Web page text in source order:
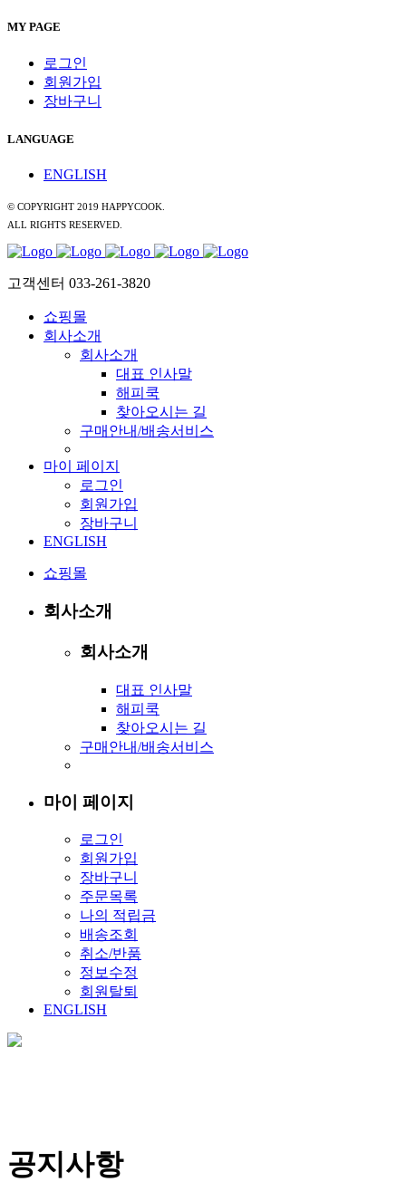
MY PAGE
로그인
회원가입
장바구니
LANGUAGE
ENGLISH
© COPYRIGHT 2019 HAPPYCOOK.
ALL RIGHTS RESERVED.
고객센터 033-261-3820
쇼핑몰
회사소개
회사소개
대표 인사말
해피쿡
찾아오시는 길
구매안내/배송서비스
마이 페이지
로그인
회원가입
장바구니
ENGLISH
쇼핑몰
회사소개
회사소개
대표 인사말
해피쿡
찾아오시는 길
구매안내/배송서비스
마이 페이지
로그인
회원가입
장바구니
주문목록
나의 적립금
배송조회
취소/반품
정보수정
회원탈퇴
ENGLISH
공지사항